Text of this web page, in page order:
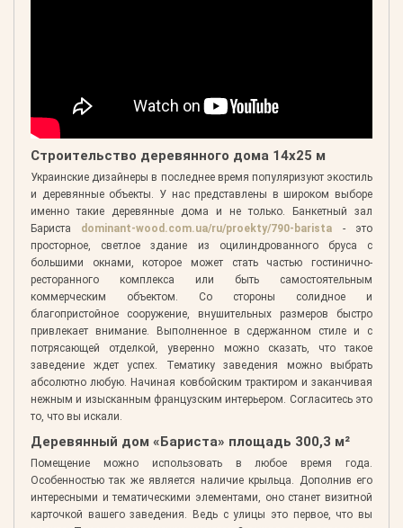
Строительство деревянного дома 14х25 м
Украинские дизайнеры в последнее время популяризуют экостиль
и деревянные объекты. У нас представлены в широком выборе
именно такие деревянные дома и не только. Банкетный зал
Бариста dominant-wood.com.ua/ru/proekty/790-barista - это
просторное, светлое здание из оцилиндрованного бруса с
большими окнами, которое может стать частью гостинично-
ресторанного комплекса или быть самостоятельным
коммерческим объектом. Со стороны солидное и
благопристойное сооружение, внушительных размеров быстро
привлекает внимание. Выполненное в сдержанном стиле и с
потрясающей отделкой, уверенно можно сказать, что такое
заведение ждет успех. Тематику заведения можно выбрать
абсолютно любую. Начиная ковбойским трактиром и заканчивая
нежным и изысканным французским интерьером. Согласитесь это
то, что вы искали.
Деревянный дом «Бариста» площадь 300,3 м²
Помещение можно использовать в любое время года.
Особенностью так же является наличие крыльца. Дополнив его
интересными и тематическими элементами, оно станет визитной
карточкой вашего заведения. Ведь с улицы это первое, что вы